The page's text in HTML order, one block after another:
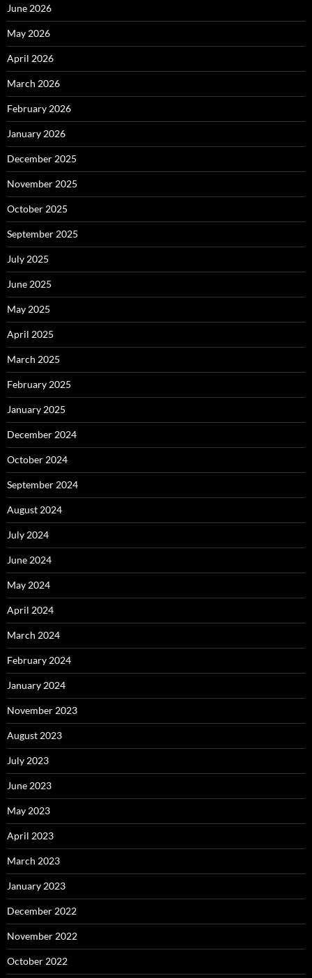
June 2026
May 2026
April 2026
March 2026
February 2026
January 2026
December 2025
November 2025
October 2025
September 2025
July 2025
June 2025
May 2025
April 2025
March 2025
February 2025
January 2025
December 2024
October 2024
September 2024
August 2024
July 2024
June 2024
May 2024
April 2024
March 2024
February 2024
January 2024
November 2023
August 2023
July 2023
June 2023
May 2023
April 2023
March 2023
January 2023
December 2022
November 2022
October 2022